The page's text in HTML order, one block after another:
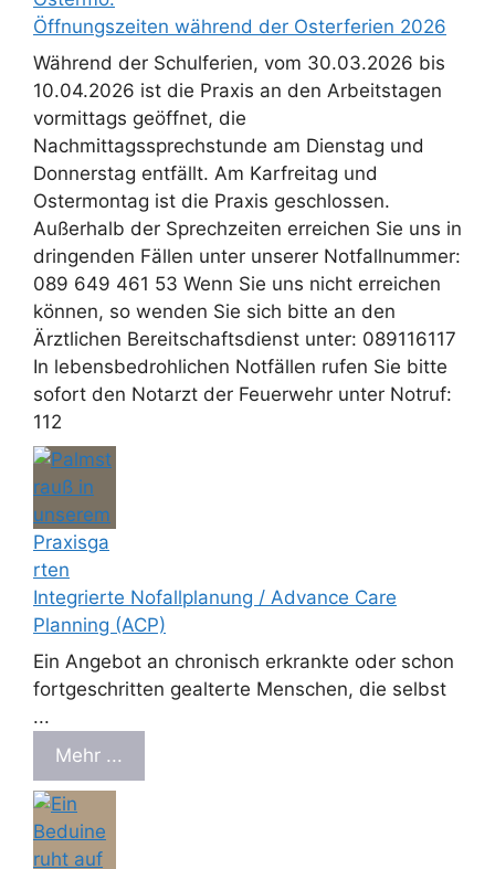
Öffnungszeiten während der Osterferien 2026
Während der Schulferien, vom 30.03.2026 bis
10.04.2026 ist die Praxis an den Arbeitstagen
vormittags geöffnet, die
Nachmittagssprechstunde am Dienstag und
Donnerstag entfällt. Am Karfreitag und
Ostermontag ist die Praxis geschlossen.
Außerhalb der Sprechzeiten erreichen Sie uns in
dringenden Fällen unter unserer Notfallnummer:
089 649 461 53 Wenn Sie uns nicht erreichen
können, so wenden Sie sich bitte an den
Ärztlichen Bereitschaftsdienst unter: 089116117
In lebensbedrohlichen Notfällen rufen Sie bitte
sofort den Notarzt der Feuerwehr unter Notruf:
112
Integrierte Nofallplanung / Advance Care
Planning (ACP)
Ein Angebot an chronisch erkrankte oder schon
fortgeschritten gealterte Menschen, die selbst
...
Mehr ...